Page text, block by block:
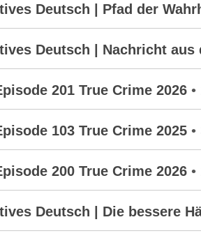
Deutsch | Pfad der
Deutsch | Nachricht
201 True Crime 2026 •
103 True Crime 2025 •
200 True Crime 2026 •
Deutsch | Die bessere